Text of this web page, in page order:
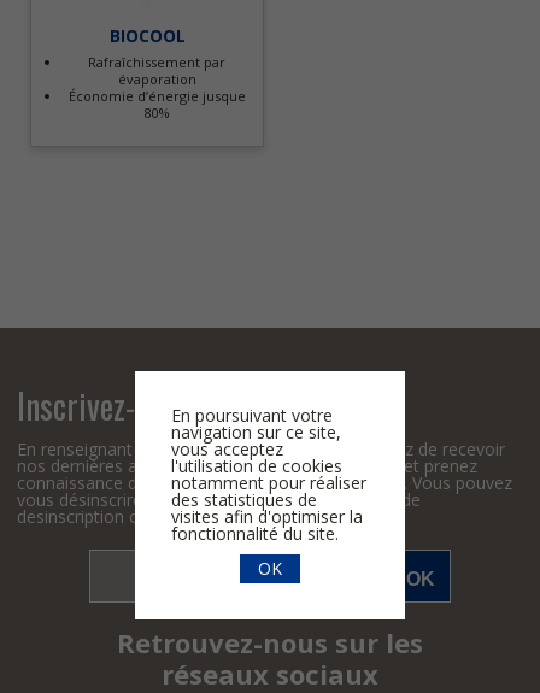
BIOCOOL
Rafraîchissement par
évaporation
Économie d’énergie jusque
80%
Inscrivez-vous à la Newsletter
En renseignant votre adresse email, vous acceptez de recevoir
nos dernières actualités par courrier électronique et prenez
connaissance de notrepolitique de confidentialité . Vous pouvez
vous désinscrire à tout moment à l’aide des liens de
desinscription ou en nous contactant par mail
Retrouvez-nous sur les
réseaux sociaux
En poursuivant votre
navigation sur ce site,
vous acceptez
l'utilisation de cookies
notamment pour réaliser
des statistiques de
visites afin d'optimiser la
fonctionnalité du site.
OK